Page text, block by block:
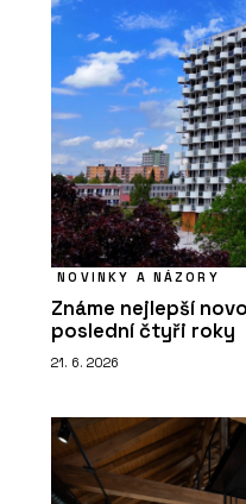
NOVINKY A NÁZORY
Známe nejlepší
poslední čtyři roky
21. 6. 2026